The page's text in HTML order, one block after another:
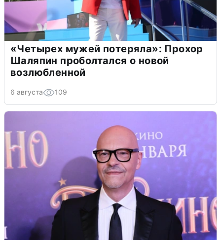
«Четырех мужей потеряла»: Прохор
Шаляпин проболтался о новой
возлюбленной
6 августа 109